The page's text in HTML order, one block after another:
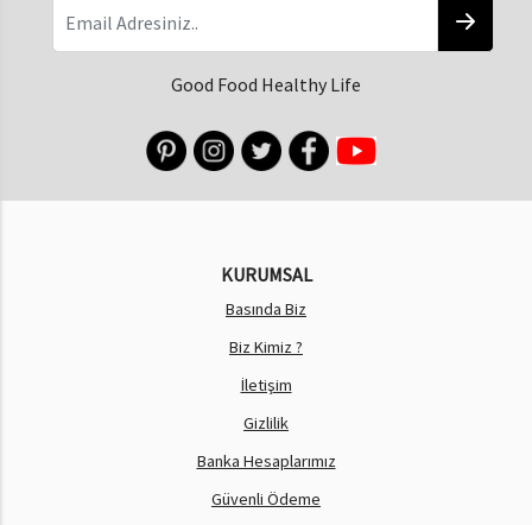
Good Food Healthy Life
KURUMSAL
Basında Biz
Biz Kimiz ?
İletişim
Gizlilik
Banka Hesaplarımız
Güvenli Ödeme